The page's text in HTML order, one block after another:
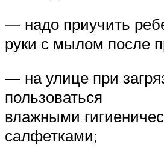
— надо приучить
руки с мылом после
— на улице при
пользоваться
влажными
салфетками;